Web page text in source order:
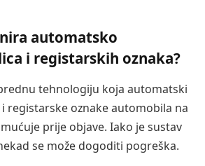
automatsko
i registarskih oznaka?
tehnologiju koja automatski
registarske oznake automobila na
prije objave. Iako je sustav
se može dogoditi pogreška.